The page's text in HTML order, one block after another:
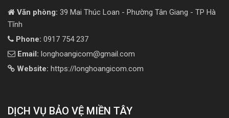
Văn phòng: 39 Mai Thúc Loan - Phường Tân Giang - TP Hà
Tĩnh
Phone: 0917 754 237
Email: longhoangicom@gmail.com
Website: https://longhoangicom.com
DỊCH VỤ BẢO VỆ MIỀN TÂY